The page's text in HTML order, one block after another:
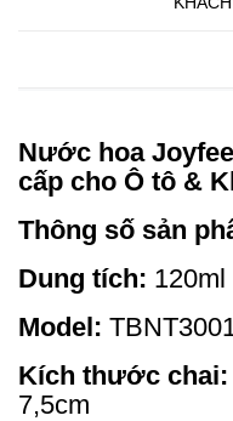
Nước hoa
cấp cho Ô tô &
Thông số sản
Dung tích: 120ml
Model:
Kích thước chai:
7,5cm